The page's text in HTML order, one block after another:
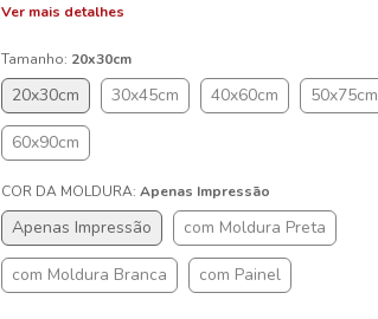
Ver mais detalhes
Tamanho: 20x30cm
20x30cm 30x45cm 40x60cm 50x75cm
60x90cm
COR DA MOLDURA: Apenas Impressão
Apenas Impressão com Moldura Preta
com Moldura Branca com Painel